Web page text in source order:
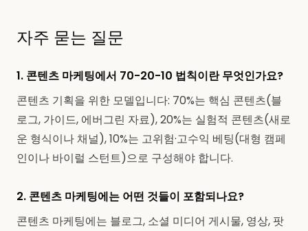
자주 묻는 질문
1. 콘텐츠 마케팅에서 70-20-10 법칙이란 무엇인가요?
콘텐츠 기획을 위한 모델입니다: 70%는 핵심 콘텐츠(블
로그, 가이드, 에버그린 자료), 20%는 실험적 콘텐츠(새로
운 형식이나 채널), 10%는 고위험·고수익 베팅(대형 캠페
인이나 바이럴 스턴트)으로 구성해야 합니다.
2. 콘텐츠 마케팅에는 어떤 것들이 포함되나요?
콘텐츠 마케팅에는 블로그, 소셜 미디어 게시물, 영상, 팟